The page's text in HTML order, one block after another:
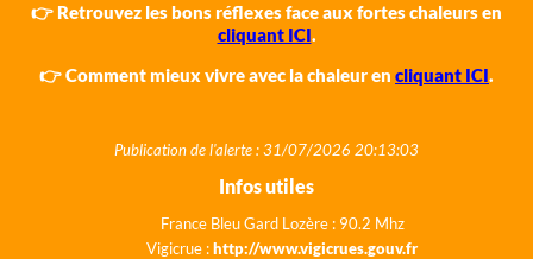
👉 Retrouvez les bons réflexes face aux fortes chaleurs en
cliquant ICI.
👉 Comment mieux vivre avec la chaleur en cliquant ICI.
Publication de l'alerte : 31/07/2026 20:13:03
Infos utiles
France Bleu Gard Lozère : 90.2 Mhz
Vigicrue :http://www.vigicrues.gouv.fr